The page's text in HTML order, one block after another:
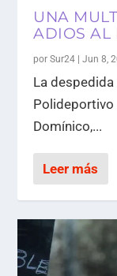
UNA
ADIOS AL
porSur24 |Jun 8,
La despedida
Polideportivo
Domínico,...
Leer más